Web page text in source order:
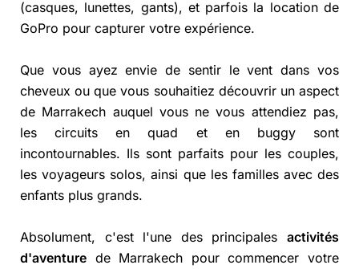
(casques, lunettes, gants), et parfois la location de
GoPro pour capturer votre expérience.
Que vous ayez envie de sentir le vent dans vos
cheveux ou que vous souhaitiez découvrir un aspect
de Marrakech auquel vous ne vous attendiez pas,
les circuits en quad et en buggy sont
incontournables. Ils sont parfaits pour les couples,
les voyageurs solos, ainsi que les familles avec des
enfants plus grands.
Absolument, c'est l'une des principales activités
d'aventure de Marrakech pour commencer votre